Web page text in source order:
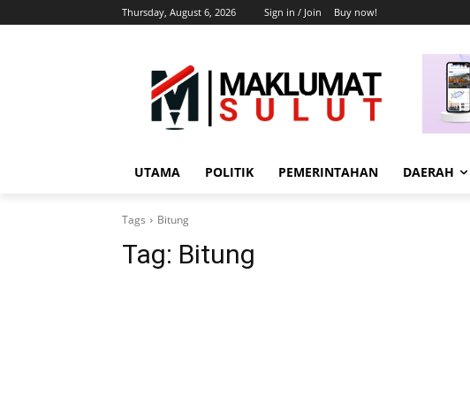
Thursday, August 6, 2026 Sign in / Join Buy now!
UTAMA POLITIK PEMERINTAHAN DAERAH
Tags Bitung
Tag: Bitung